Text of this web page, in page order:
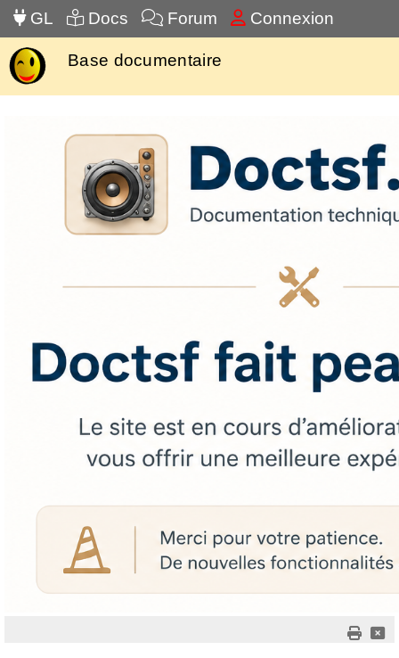
GL Docs Forum Connexion
Base documentaire